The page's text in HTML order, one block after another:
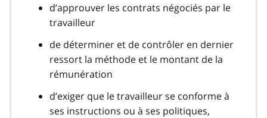
d’approuver les contrats négociés par le
travailleur
de déterminer et de contrôler en dernier
ressort la méthode et le montant de la
rémunération
d’exiger que le travailleur se conforme à
ses instructions ou à ses politiques,